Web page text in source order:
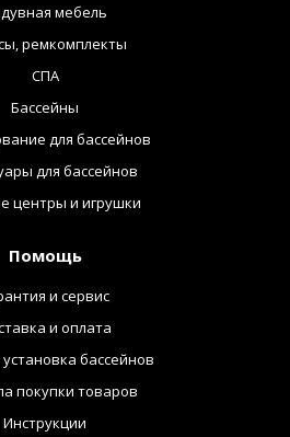
мебель
ремкомплекты
СПА
Бассейны
для бассейнов
для бассейнов
центры и игрушки
Помощь
и сервис
и оплата
бассейнов
покупки товаров
Инструкции